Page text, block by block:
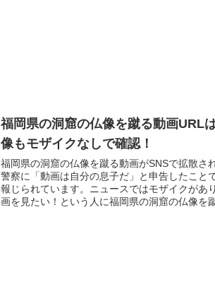
福岡県の洞窟の仏像を蹴る動画URL
像もモザイクなしで確認！
福岡県の洞窟の仏像を蹴る動画がSNSで拡散さ
警察に「動画は自分の息子だ」と申告したこと
報じられています。ニュースではモザイクがあ
画を見たい！という人に福岡県の洞窟の仏像を